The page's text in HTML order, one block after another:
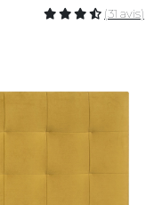
(31 avis)